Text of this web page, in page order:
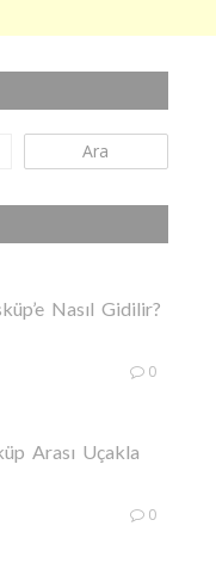
Ara
Nasıl Gidilir?
0
Arası Uçakla
0